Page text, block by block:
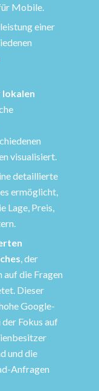
Mobile.
einer
visualisiert.
detaillierte
ermöglicht,
Lage, Preis,
, der
die Fragen
Dieser
Google-
Fokus auf
und die
Anfragen